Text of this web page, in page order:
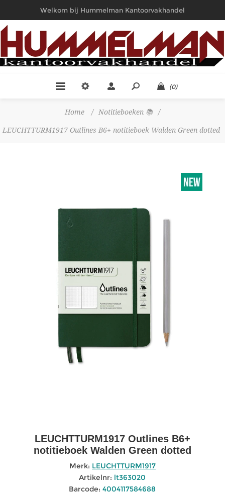
Welkom bij Hummelman Kantoorvakhandel
(0)
Home / Notitieboeken 📚 /
LEUCHTTURM1917 Outlines B6+ notitieboek Walden Green dotted
LEUCHTTURM1917 Outlines B6+
notitieboek Walden Green dotted
Merk: LEUCHTTURM1917
Artikelnr: lt363020
Barcode: 4004117584688